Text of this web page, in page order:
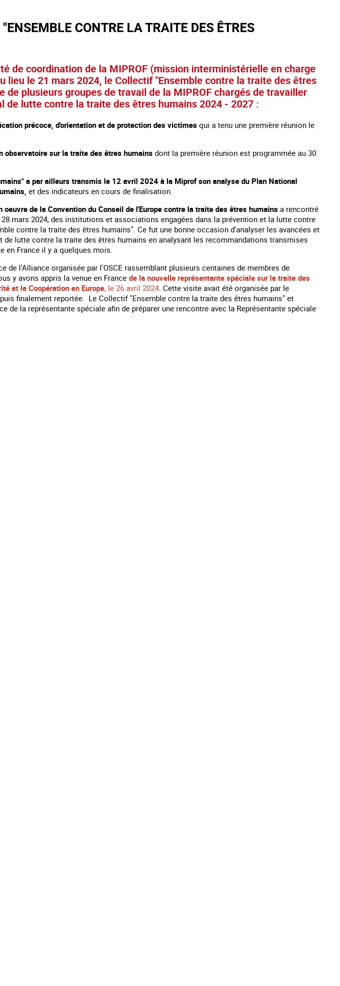
CONTRE LA TRAITE DES ÊTRES
de coordination de la MIPROF (mission interministérielle en charge
lieu le 21 mars 2024, le Collectif "Ensemble contre la traite des êtres
de plusieurs groupes de travail de la MIPROF chargés de travailler
de lutte contre la traite des êtres humains 2024 - 2027 :
précoce, d'orientation et de protection des victimes qui a tenu une première réunion le
observatoire sur la traite des êtres humainsdont la première réunion est programmée au 30
a par ailleurs transmis le 12 avril 2024 à la Miprof son analyse du Plan National
et des indicateurs en cours de finalisation.
de la Convention du Conseil de l'Europe contre la traite des êtres humains a rencontré
mars 2024, des institutions et associations engagées dans la prévention et la lutte contre
contre la traite des êtres humains". Ce fut une bonne occasion d'analyser les avancées et
de lutte contre la traite des êtres humains en analysant les recommandations transmises
en France il y a quelques mois.
de l'Alliance organisée par l'OSCE rassemblant plusieurs centaines de membres de
y avons appris la venue en France de la nouvelle représentante spéciale sur la traite des
et la Coopération en Europe, le 26 avril 2024 . Cette visite avait été organisée par le
finalement reportée. Le Collectif "Ensemble contre la traite des êtres humains" et
la représentante spéciale afin de préparer une rencontre avec la Représentante spéciale